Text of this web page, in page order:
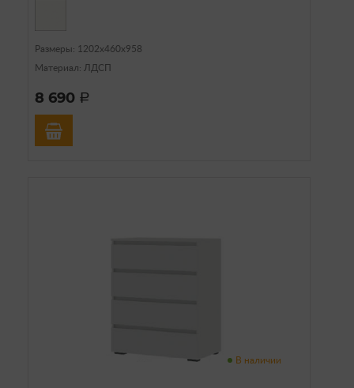
Размеры: 1202х460х958
Материал: ЛДСП
8 690 a
В наличии